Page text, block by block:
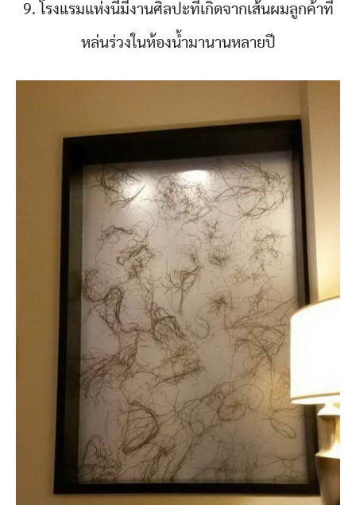
9. โรงแรมแห่งนี้มีงานศิลปะที่เกิดจากเส้นผมลูกค้าที่
หล่นร่วงในห้องน้ำมานานหลายปี